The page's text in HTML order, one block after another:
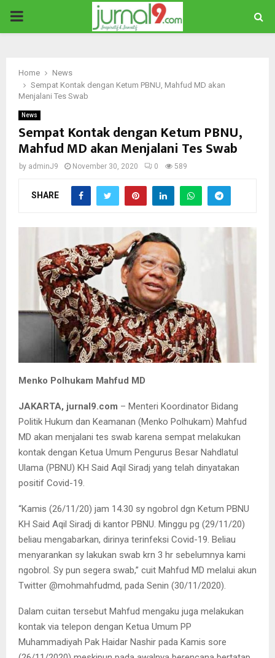
PRIMARY
Home
News
Sempat Kontak dengan Ketum PBNU, Mahfud MD akan
Menjalani Tes Swab
News
Sempat Kontak dengan Ketum PBNU,
Mahfud MD akan Menjalani Tes Swab
by adminJ9 November 30, 2020 0 589
SHARE
Menko Polhukam Mahfud MD
JAKARTA, jurnal9.com – Menteri Koordinator Bidang
Politik Hukum dan Keamanan (Menko Polhukam) Mahfud
MD akan menjalani tes swab karena sempat melakukan
kontak dengan Ketua Umum Pengurus Besar Nahdlatul
Ulama (PBNU) KH Said Aqil Siradj yang telah dinyatakan
positif Covid-19.
“Kamis (26/11/20) jam 14.30 sy ngobrol dgn Ketum PBNU
KH Said Aqil Siradj di kantor PBNU. Minggu pg (29/11/20)
beliau mengabarkan, dirinya terinfeksi Covid-19. Beliau
menyarankan sy lakukan swab krn 3 hr sebelumnya kami
ngobrol. Sy pun segera swab,” cuit Mahfud MD melalui akun
Twitter @mohmahfudmd, pada Senin (30/11/2020).
Dalam cuitan tersebut Mahfud mengaku juga melakukan
kontak via telepon dengan Ketua Umum PP
Muhammadiyah Pak Haidar Nashir pada Kamis sore